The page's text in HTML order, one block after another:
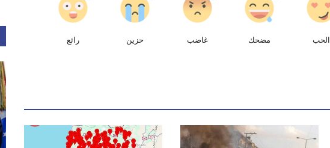
الحب مضحك غاضب حزين رائع